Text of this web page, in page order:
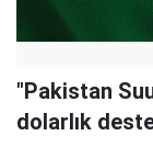
"Pakistan
dolarlık